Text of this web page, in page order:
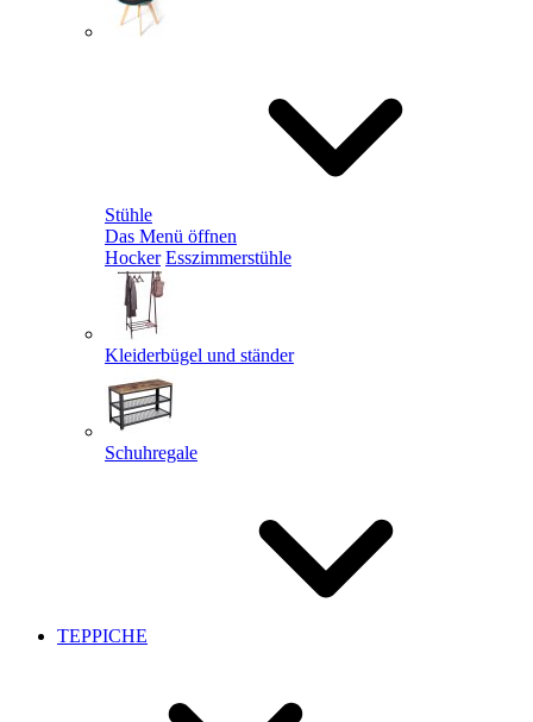
Stühle
Das Menü öffnen
Hocker Esszimmerstühle
Kleiderbügel und ständer
Schuhregale
TEPPICHE